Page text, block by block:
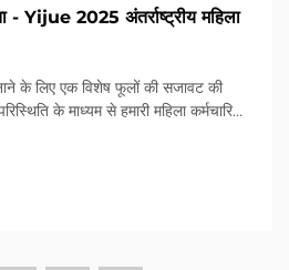
- Yijue 2025 अंतर्राष्ट्रीय महिला
के लिए एक विशेष फूलों की सजावट की
के माध्यम से हमारी महिला कर्मचारियों